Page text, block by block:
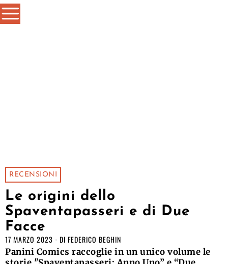
RECENSIONI
Le origini dello
Spaventapasseri e di Due
Facce
17 MARZO 2023 DI FEDERICO BEGHIN
Panini Comics raccoglie in un unico volume le